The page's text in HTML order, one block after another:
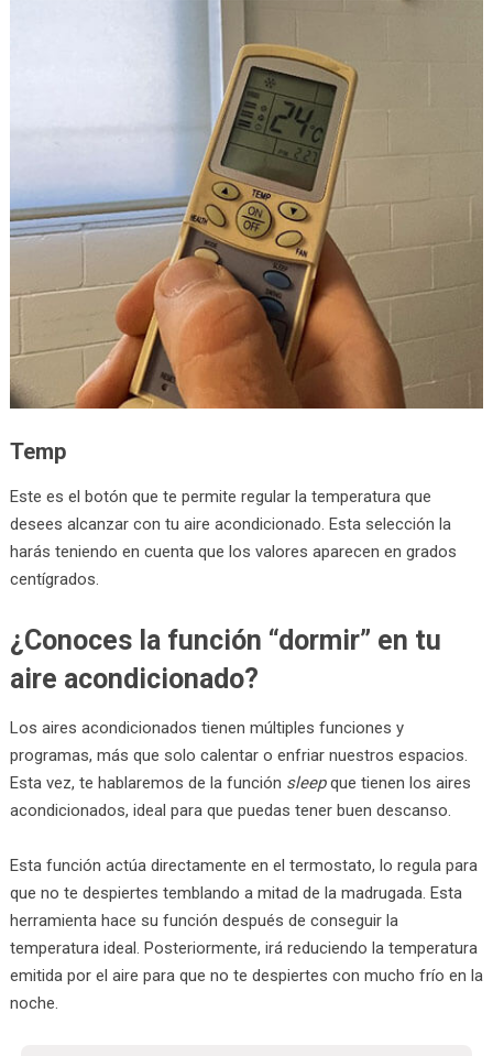
Temp
Este es el botón que te permite regular la temperatura que
desees alcanzar con tu aire acondicionado. Esta selección la
harás teniendo en cuenta que los valores aparecen en grados
centígrados.
¿Conoces la función “dormir” en tu
aire acondicionado?
Los aires acondicionados tienen múltiples funciones y
programas, más que solo calentar o enfriar nuestros espacios.
Esta vez, te hablaremos de la función sleepque tienen los aires
acondicionados, ideal para que puedas tener buen descanso.
Esta función actúa directamente en el termostato, lo regula para
que no te despiertes temblando a mitad de la madrugada. Esta
herramienta hace su función después de conseguir la
temperatura ideal. Posteriormente, irá reduciendo la temperatura
emitida por el aire para que no te despiertes con mucho frío en la
noche.